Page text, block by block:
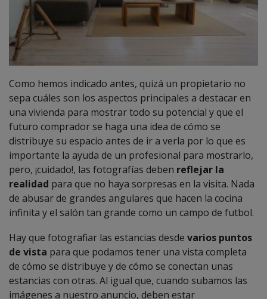
Como hemos indicado antes, quizá un propietario no
sepa cuáles son los aspectos principales a destacar en
una vivienda para mostrar todo su potencial y que el
futuro comprador se haga una idea de cómo se
distribuye su espacio antes de ir a verla por lo que es
importante la ayuda de un profesional para mostrarlo,
pero, ¡cuidado!, las fotografías deben reflejar la
realidad para que no haya sorpresas en la visita. Nada
de abusar de grandes angulares que hacen la cocina
infinita y el salón tan grande como un campo de futbol.
Hay que fotografiar las estancias desde varios puntos
de vista para que podamos tener una vista completa
de cómo se distribuye y de cómo se conectan unas
estancias con otras. Al igual que, cuando subamos las
imágenes a nuestro anuncio, deben estar